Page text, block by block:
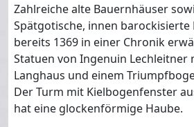
Zahlreiche alte Bauernhäuser
Spätgotische, innen barockisierte
bereits 1369 in einer Chronik
Statuen von Ingenuin Lechleitner
Langhaus und einem
Der Turm mit Kielbogenfenster
hat eine glockenförmige Haube.